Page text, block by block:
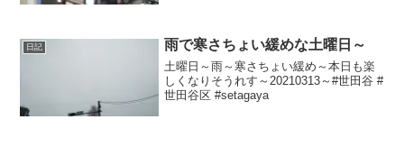
日記 雨で寒さちょい緩めな土曜日～
土曜日～雨～寒さちょい緩め～本日も楽
しくなりそうれす～20210313～#世田谷 #
世田谷区 #setagaya